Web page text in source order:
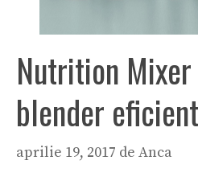
Nutrition
blender
aprilie 19, 2017 de Anca